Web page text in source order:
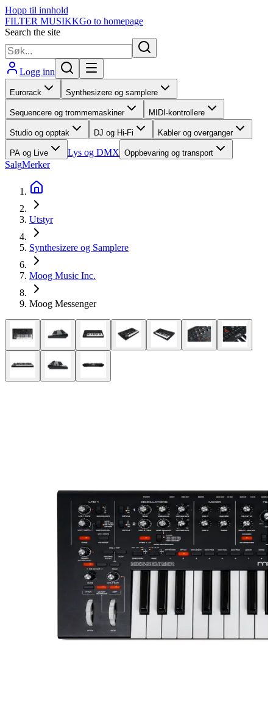
Hopp til innhold
FILTER MUSIKKGo to homepage
Search the site
Logg inn
Eurorack Synthesizere og samplere
Sequencere og trommemaskiner MIDI-kontrollere
Studio og opptak DJ og Hi-Fi Kabler og overganger
PA og Live Lys og DMX Oppbevaring og transport
SalgMerker
Utstyr
Synthesizere og Samplere
Moog Music Inc.
Moog Messenger